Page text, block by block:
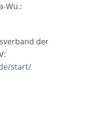
Wü.:
der
start/